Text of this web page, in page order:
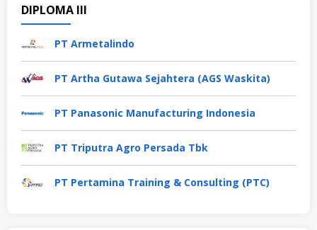
DIPLOMA III
PT Armetalindo
PT Artha Gutawa Sejahtera (AGS Waskita)
PT Panasonic Manufacturing Indonesia
PT Triputra Agro Persada Tbk
PT Pertamina Training & Consulting (PTC)